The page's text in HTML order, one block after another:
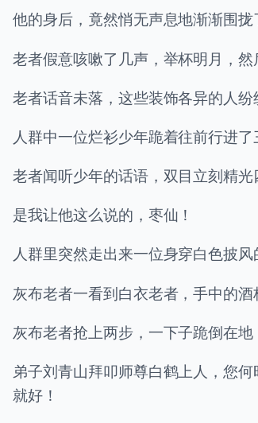
他的身后，竟然悄无声息地渐渐围
老者假意咳嗽了几声，举杯明月，
老者话音未落，这些装饰各异的人纷
人群中一位烂衫少年跪着往前行进
老者闻听少年的话语，双目立刻精
是我让他这么说的，枣仙！
人群里突然走出来一位身穿白色披
灰布老者一看到白衣老者，手中的
灰布老者抢上两步，一下子跪倒在地
弟子刘青山拜叩师尊白鹤上人，您
就好！